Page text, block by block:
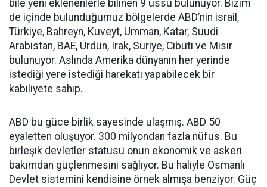
bile yeni eklenenlerle bilinen 9 üssü bulunuyor. Bizim
de içinde bulunduğumuz bölgelerde ABD’nin israil,
Türkiye, Bahreyn, Kuveyt, Umman, Katar, Suudi
Arabistan, BAE, Ürdün, Irak, Suriye, Cibuti ve Mısır
bulunuyor. Aslında Amerika dünyanın her yerinde
istediği yere istediği harekatı yapabilecek bir
kabiliyete sahip.
ABD bu güce birlik sayesinde ulaşmış. ABD 50
eyaletten oluşuyor. 300 milyondan fazla nüfus. Bu
birleşik devletler statüsü onun ekonomik ve askeri
bakımdan güçlenmesini sağlıyor. Bu haliyle Osmanlı
Devlet sistemini kendisine örnek almışa benziyor. Güç